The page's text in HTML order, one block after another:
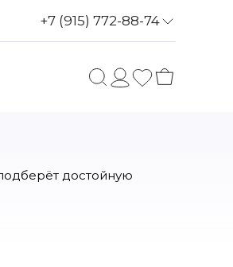
+7 (915) 772-88-74
достойную